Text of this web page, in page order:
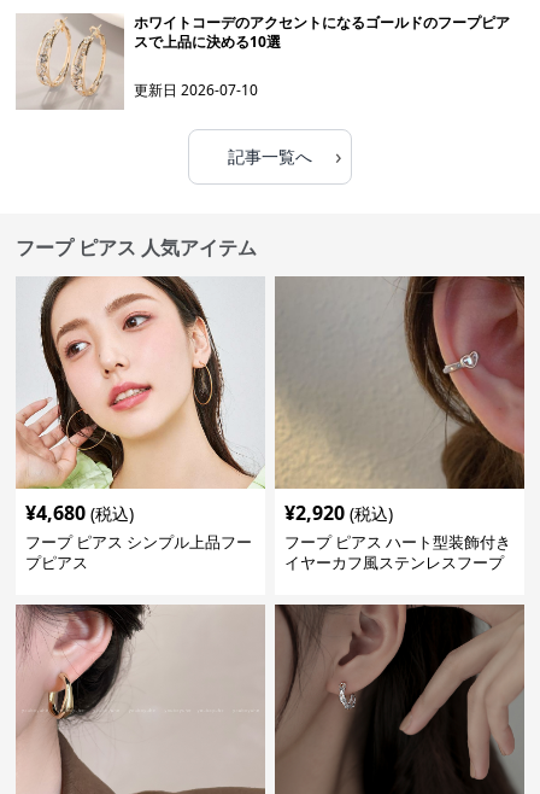
ホワイトコーデのアクセントになるゴールドのフープピア
スで上品に決める10選
更新日2026-07-10
記事一覧へ ›
フープ ピアス 人気アイテム
¥4,680 (税込)
フープ ピアス シンプル上品フー
プピアス
¥2,920 (税込)
フープ ピアス ハート型装飾付き
イヤーカフ風ステンレスフープ